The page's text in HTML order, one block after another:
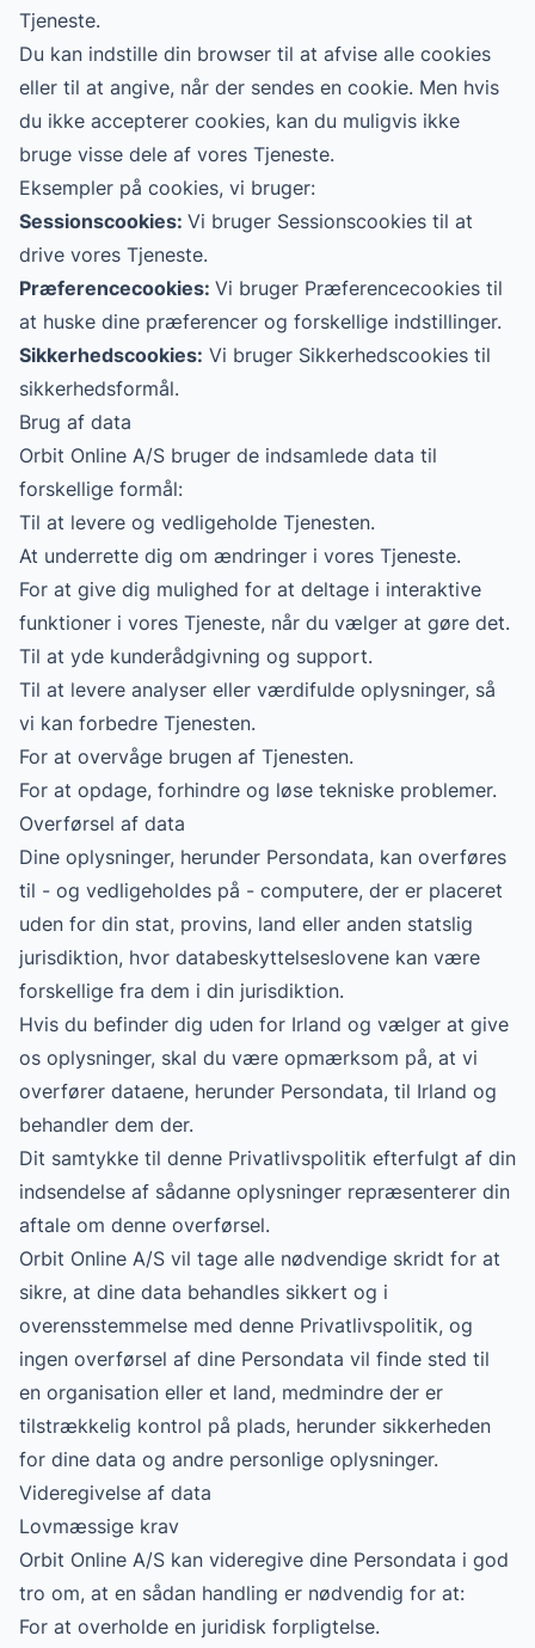
Tjeneste.
Du kan indstille din browser til at afvise alle cookies
eller til at angive, når der sendes en cookie. Men hvis
du ikke accepterer cookies, kan du muligvis ikke
bruge visse dele af vores Tjeneste.
Eksempler på cookies, vi bruger:
Sessionscookies: Vi bruger Sessionscookies til at
drive vores Tjeneste.
Præferencecookies: Vi bruger Præferencecookies til
at huske dine præferencer og forskellige indstillinger.
Sikkerhedscookies: Vi bruger Sikkerhedscookies til
sikkerhedsformål.
Brug af data
Orbit Online A/S bruger de indsamlede data til
forskellige formål:
Til at levere og vedligeholde Tjenesten.
At underrette dig om ændringer i vores Tjeneste.
For at give dig mulighed for at deltage i interaktive
funktioner i vores Tjeneste, når du vælger at gøre det.
Til at yde kunderådgivning og support.
Til at levere analyser eller værdifulde oplysninger, så
vi kan forbedre Tjenesten.
For at overvåge brugen af Tjenesten.
For at opdage, forhindre og løse tekniske problemer.
Overførsel af data
Dine oplysninger, herunder Persondata, kan overføres
til - og vedligeholdes på - computere, der er placeret
uden for din stat, provins, land eller anden statslig
jurisdiktion, hvor databeskyttelseslovene kan være
forskellige fra dem i din jurisdiktion.
Hvis du befinder dig uden for Irland og vælger at give
os oplysninger, skal du være opmærksom på, at vi
overfører dataene, herunder Persondata, til Irland og
behandler dem der.
Dit samtykke til denne Privatlivspolitik efterfulgt af din
indsendelse af sådanne oplysninger repræsenterer din
aftale om denne overførsel.
Orbit Online A/S vil tage alle nødvendige skridt for at
sikre, at dine data behandles sikkert og i
overensstemmelse med denne Privatlivspolitik, og
ingen overførsel af dine Persondata vil finde sted til
en organisation eller et land, medmindre der er
tilstrækkelig kontrol på plads, herunder sikkerheden
for dine data og andre personlige oplysninger.
Videregivelse af data
Lovmæssige krav
Orbit Online A/S kan videregive dine Persondata i god
tro om, at en sådan handling er nødvendig for at:
For at overholde en juridisk forpligtelse.